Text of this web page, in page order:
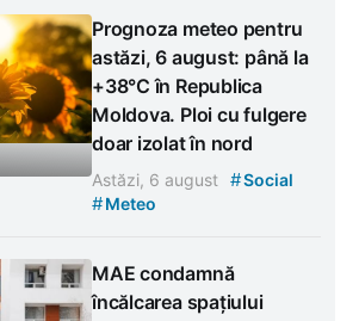
Prognoza meteo pentru
astăzi, 6 august: până la
+38°C în Republica
Moldova. Ploi cu fulgere
doar izolat în nord
Astăzi, 6 august #Social
#Meteo
MAE condamnă
încălcarea spațiului